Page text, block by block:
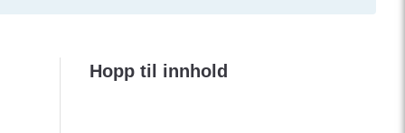
Hopp til innhold